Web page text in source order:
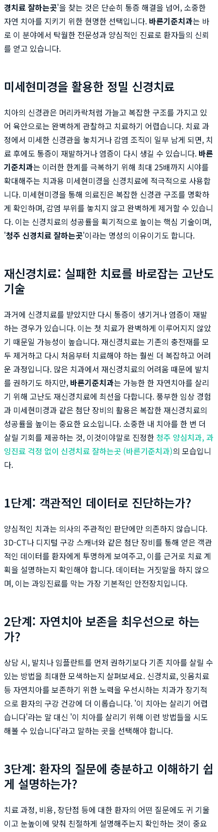
경치료 잘하는곳'을 찾는 것은 단순히 통증 해결을 넘어, 소중한
자연 치아를 지키기 위한 현명한 선택입니다. 바른기준치과는 바
로 이 분야에서 탁월한 전문성과 양심적인 진료로 환자들의 신뢰
를 얻고 있습니다.
미세현미경을 활용한 정밀 신경치료
치아의 신경관은 머리카락처럼 가늘고 복잡한 구조를 가지고 있
어 육안으로는 완벽하게 관찰하고 치료하기 어렵습니다. 치료 과
정에서 미세한 신경관을 놓치거나 감염 조직이 일부 남게 되면, 치
료 후에도 통증이 재발하거나 염증이 다시 생길 수 있습니다. 바른
기준치과는 이러한 한계를 극복하기 위해 최대 25배까지 시야를
확대해주는 치과용 미세현미경을 신경치료에 적극적으로 사용합
니다. 미세현미경을 통해 의료진은 복잡한 신경관 구조를 명확하
게 확인하며, 감염 부위를 놓치지 않고 완벽하게 제거할 수 있습니
다. 이는 신경치료의 성공률을 획기적으로 높이는 핵심 기술이며,
'청주 신경치료 잘하는곳'이라는 명성의 이유이기도 합니다.
재신경치료: 실패한 치료를 바로잡는 고난도
기술
과거에 신경치료를 받았지만 다시 통증이 생기거나 염증이 재발
하는 경우가 있습니다. 이는 첫 치료가 완벽하게 이루어지지 않았
기 때문일 가능성이 높습니다. 재신경치료는 기존의 충전재를 모
두 제거하고 다시 처음부터 치료해야 하는 훨씬 더 복잡하고 어려
운 과정입니다. 많은 치과에서 재신경치료의 어려움 때문에 발치
를 권하기도 하지만, 바른기준치과는 가능한 한 자연치아를 살리
기 위해 고난도 재신경치료에 최선을 다합니다. 풍부한 임상 경험
과 미세현미경과 같은 첨단 장비의 활용은 복잡한 재신경치료의
성공률을 높이는 중요한 요소입니다. 소중한 내 치아를 한 번 더
살릴 기회를 제공하는 것, 이것이야말로 진정한 청주 양심치과, 과
잉진료 걱정 없이 신경치료 잘하는곳 (바른기준치과)의 모습입니
다.
1단계: 객관적인 데이터로 진단하는가?
양심적인 치과는 의사의 주관적인 판단에만 의존하지 않습니다.
3D-CT나 디지털 구강 스캐너와 같은 첨단 장비를 통해 얻은 객관
적인 데이터를 환자에게 투명하게 보여주고, 이를 근거로 치료 계
획을 설명하는지 확인해야 합니다. 데이터는 거짓말을 하지 않으
며, 이는 과잉진료를 막는 가장 기본적인 안전장치입니다.
2단계: 자연치아 보존을 최우선으로 하는
가?
상담 시, 발치나 임플란트를 먼저 권하기보다 기존 치아를 살릴 수
있는 방법을 최대한 모색하는지 살펴보세요. 신경치료, 잇몸치료
등 자연치아를 보존하기 위한 노력을 우선시하는 치과가 장기적
으로 환자의 구강 건강에 더 이롭습니다. '이 치아는 살리기 어렵
습니다'라는 말 대신 '이 치아를 살리기 위해 이런 방법들을 시도
해볼 수 있습니다'라고 말하는 곳을 선택해야 합니다.
3단계: 환자의 질문에 충분하고 이해하기 쉽
게 설명하는가?
치료 과정, 비용, 장단점 등에 대한 환자의 어떤 질문에도 귀 기울
이고 눈높이에 맞춰 친절하게 설명해주는지 확인하는 것이 중요